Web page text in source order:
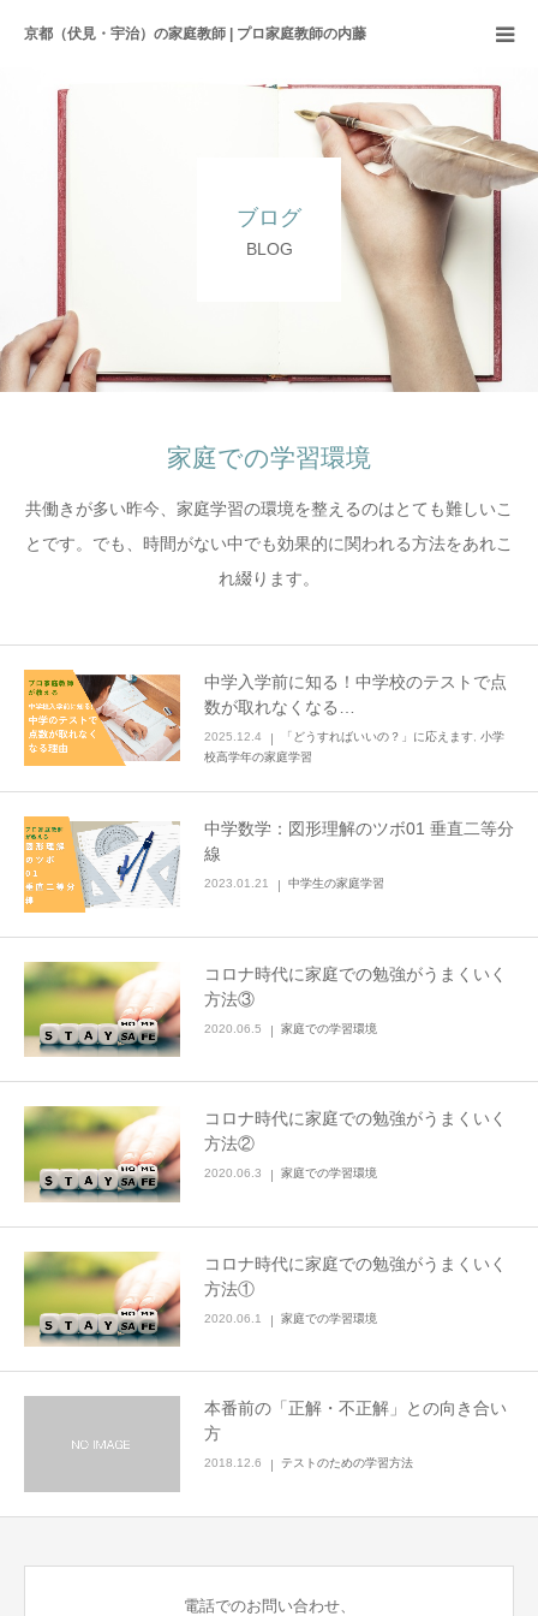
京都（伏見・宇治）の家庭教師 | プロ家庭教師の内藤
ブログ
BLOG
家庭での学習環境
共働きが多い昨今、家庭学習の環境を整えるのはとても難しいこ
とです。でも、時間がない中でも効果的に関われる方法をあれこ
れ綴ります。
中学入学前に知る！中学校のテストで点
数が取れなくなる…
2025.12.4 「どうすればいいの？」に応えます 小学
校高学年の家庭学習
中学数学：図形理解のツボ01 垂直二等分
線
2023.01.21 中学生の家庭学習
コロナ時代に家庭での勉強がうまくいく
方法③
2020.06.5 家庭での学習環境
コロナ時代に家庭での勉強がうまくいく
方法②
2020.06.3 家庭での学習環境
コロナ時代に家庭での勉強がうまくいく
方法①
2020.06.1 家庭での学習環境
本番前の「正解・不正解」との向き合い
方
2018.12.6 テストのための学習方法
電話でのお問い合わせ、
ブログ